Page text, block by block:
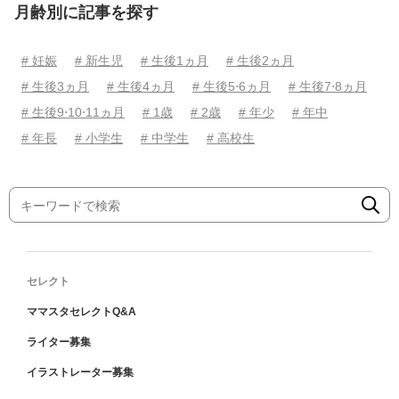
月齢別に記事を探す
# 妊娠 # 新生児 # 生後1ヵ月
# 生後2ヵ月
# 生後3ヵ月
# 生後4ヵ月 # 生後5⋅6ヵ月
# 生後7⋅8ヵ月
# 生後9⋅10⋅11ヵ月
# 1歳 # 2歳 # 年少
# 年中
# 年長
# 小学生 # 中学生 # 高校生
セレクト
ママスタセレクトQ&A
ライター募集
イラストレーター募集